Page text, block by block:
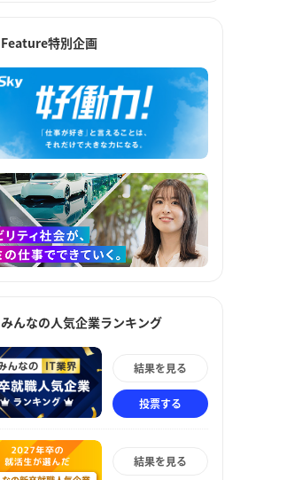
Feature特別企画
みんなの人気企業ランキング
結果を見る
投票する
結果を見る